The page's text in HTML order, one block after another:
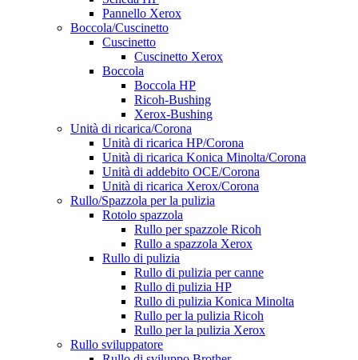
Pannello Xerox
Boccola/Cuscinetto
Cuscinetto
Cuscinetto Xerox
Boccola
Boccola HP
Ricoh-Bushing
Xerox-Bushing
Unità di ricarica/Corona
Unità di ricarica HP/Corona
Unità di ricarica Konica Minolta/Corona
Unità di addebito OCE/Corona
Unità di ricarica Xerox/Corona
Rullo/Spazzola per la pulizia
Rotolo spazzola
Rullo per spazzole Ricoh
Rullo a spazzola Xerox
Rullo di pulizia
Rullo di pulizia per canne
Rullo di pulizia HP
Rullo di pulizia Konica Minolta
Rullo per la pulizia Ricoh
Rullo per la pulizia Xerox
Rullo sviluppatore